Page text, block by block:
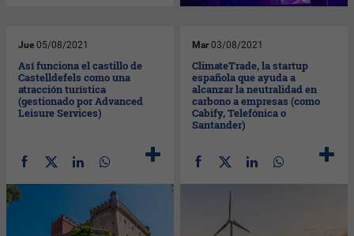
Jue 05/08/2021
Así funciona el castillo de
Castelldefels como una
atracción turística
(gestionado por Advanced
Leisure Services)
Mar 03/08/2021
ClimateTrade, la startup
española que ayuda a
alcanzar la neutralidad en
carbono a empresas (como
Cabify, Telefónica o
Santander)